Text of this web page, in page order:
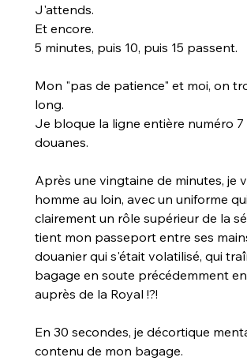
J'attends.
Et encore.
5 minutes, puis 10, puis 15 passent.
Mon "pas de patience" et moi, on
long.
Je bloque la ligne entière numéro 7
douanes.
Après une vingtaine de minutes, je
homme au loin, avec un uniforme
clairement un rôle supérieur de la
tient mon passeport entre ses
douanier qui s'était volatilisé, qui
bagage en soute précédemment
auprès de la Royal !?!
En 30 secondes, je décortique
contenu de mon bagage.